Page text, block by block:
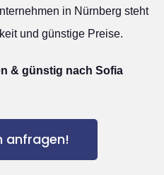
in Nürnberg steht
und günstige Preise.
& günstig nach Sofia
anfragen!